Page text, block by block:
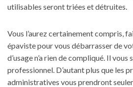
utilisables seront triées et détruites.
Vous l’aurez certainement compris,
épaviste pour vous débarrasser de
d’usage n’a rien de compliqué. Il
professionnel. D’autant plus que les
administratives vous prendront